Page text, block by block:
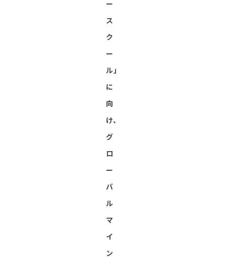
ー
ス
ク
ー
ル」
に
向
け、
グ
ロ
ー
バ
ル
マ
イ
ン